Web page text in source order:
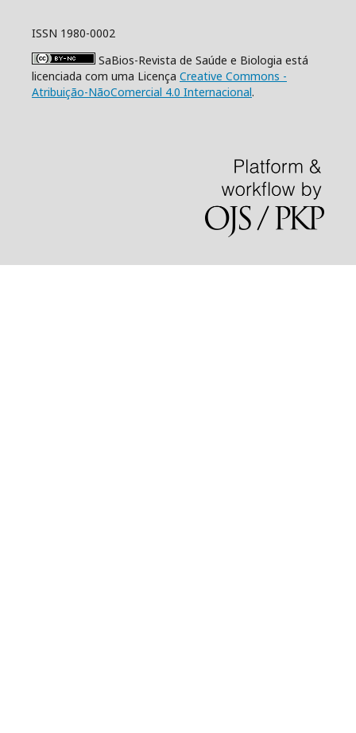
ISSN 1980-0002
SaBios-Revista de Saúde e Biologia está
licenciada com uma Licença Creative Commons -
Atribuição-NãoComercial 4.0 Internacional.